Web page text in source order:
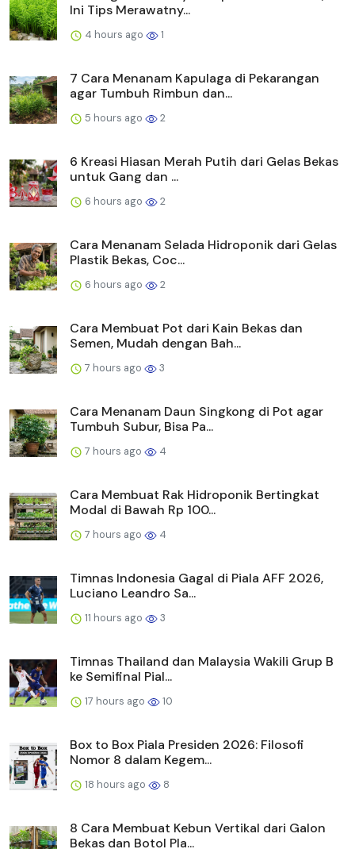
Ini Tips Merawatny...
4 hours ago 1
7 Cara Menanam Kapulaga di Pekarangan
agar Tumbuh Rimbun dan...
5 hours ago 2
6 Kreasi Hiasan Merah Putih dari Gelas Bekas
untuk Gang dan ...
6 hours ago 2
Cara Menanam Selada Hidroponik dari Gelas
Plastik Bekas, Coc...
6 hours ago 2
Cara Membuat Pot dari Kain Bekas dan
Semen, Mudah dengan Bah...
7 hours ago 3
Cara Menanam Daun Singkong di Pot agar
Tumbuh Subur, Bisa Pa...
7 hours ago 4
Cara Membuat Rak Hidroponik Bertingkat
Modal di Bawah Rp 100...
7 hours ago 4
Timnas Indonesia Gagal di Piala AFF 2026,
Luciano Leandro Sa...
11 hours ago 3
Timnas Thailand dan Malaysia Wakili Grup B
ke Semifinal Pial...
17 hours ago 10
Box to Box Piala Presiden 2026: Filosofi
Nomor 8 dalam Kegem...
18 hours ago 8
8 Cara Membuat Kebun Vertikal dari Galon
Bekas dan Botol Pla...